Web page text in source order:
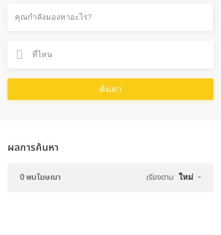
ค้นหา
ผลการค้นหา
0 พบโฆษณา เรียงตาม ใหม่